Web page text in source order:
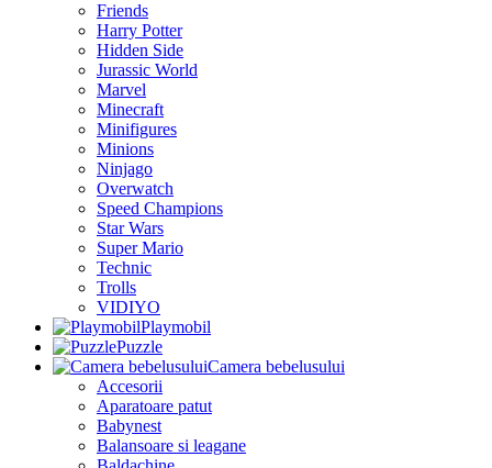
Friends
Harry Potter
Hidden Side
Jurassic World
Marvel
Minecraft
Minifigures
Minions
Ninjago
Overwatch
Speed Champions
Star Wars
Super Mario
Technic
Trolls
VIDIYO
Playmobil
Puzzle
Camera bebelusului
Accesorii
Aparatoare patut
Babynest
Balansoare si leagane